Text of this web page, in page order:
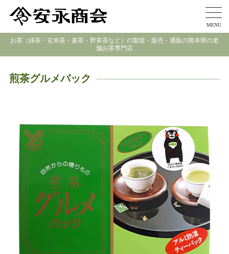
MENU
お茶（緑茶・玄米茶・麦茶・野草茶など）の製造・販売・通販の熊本県の老
舗お茶専門店
煎茶グルメパック